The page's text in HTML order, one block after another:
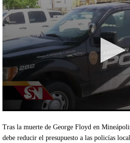
of
2
Tras la muerte de George Floyd en
debe reducir el presupuesto a las policías